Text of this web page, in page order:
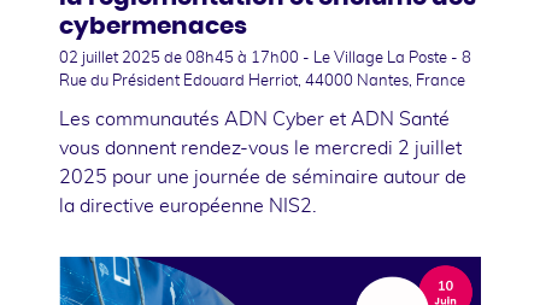
cybermenaces
02 juillet 2025 de 08h45 à 17h00 - Le Village La Poste - 8
Rue du Président Edouard Herriot, 44000 Nantes, France
Les communautés ADN Cyber et ADN Santé
vous donnent rendez-vous le mercredi 2 juillet
2025 pour une journée de séminaire autour de
la directive européenne NIS2.